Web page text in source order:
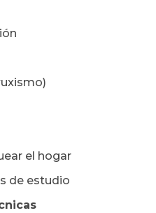
el hogar
de estudio